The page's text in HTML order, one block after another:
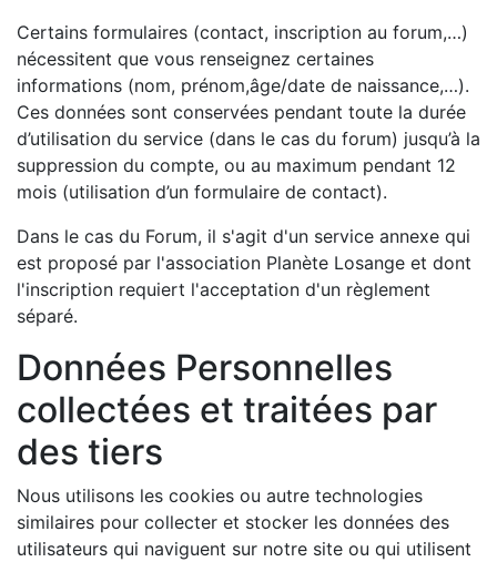
Certains formulaires (contact, inscription au forum,…)
nécessitent que vous renseignez certaines
informations (nom, prénom,âge/date de naissance,…).
Ces données sont conservées pendant toute la durée
d’utilisation du service (dans le cas du forum) jusqu’à la
suppression du compte, ou au maximum pendant 12
mois (utilisation d’un formulaire de contact).
Dans le cas du Forum, il s'agit d'un service annexe qui
est proposé par l'association Planète Losange et dont
l'inscription requiert l'acceptation d'un règlement
séparé.
Données Personnelles
collectées et traitées par
des tiers
Nous utilisons les cookies ou autre technologies
similaires pour collecter et stocker les données des
utilisateurs qui naviguent sur notre site ou qui utilisent